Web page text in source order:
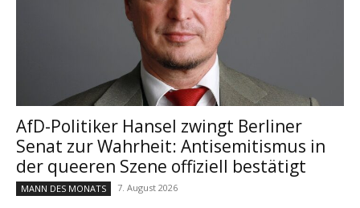
AfD-Politiker Hansel zwingt Berliner
Senat zur Wahrheit: Antisemitismus in
der queeren Szene offiziell bestätigt
MANN DES MONATS 7. August 2026